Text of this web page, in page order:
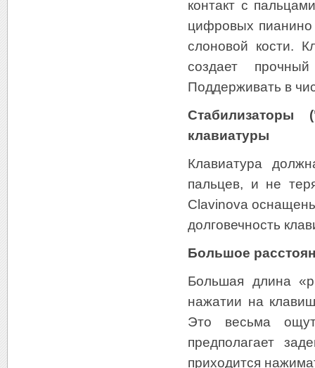
контакт с
цифровых пианино
слоновой кости.
создает
Поддерживать в
Стабилизаторы
клавиатуры
Клавиатура
пальцев, и не
Clavinova
долговечность
Большое
Большая длина
нажатии на
Это весьма
предполагает
приходится